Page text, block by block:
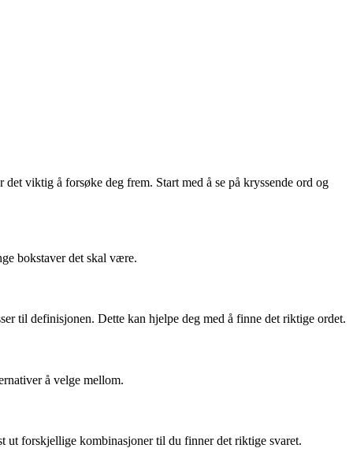
viktig å forsøke deg frem. Start med å se på kryssende ord og
bokstaver det skal være.
til definisjonen. Dette kan hjelpe deg med å finne det riktige ordet.
å velge mellom.
ut forskjellige kombinasjoner til du finner det riktige svaret.